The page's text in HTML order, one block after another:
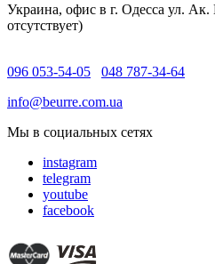
Украина, офис в г. Одесса ул. Ак.
отсутствует)
096 053-54-05
048 787-34-64
info@beurre.com.ua
Мы в социальных сетях
instagram
telegram
youtube
facebook